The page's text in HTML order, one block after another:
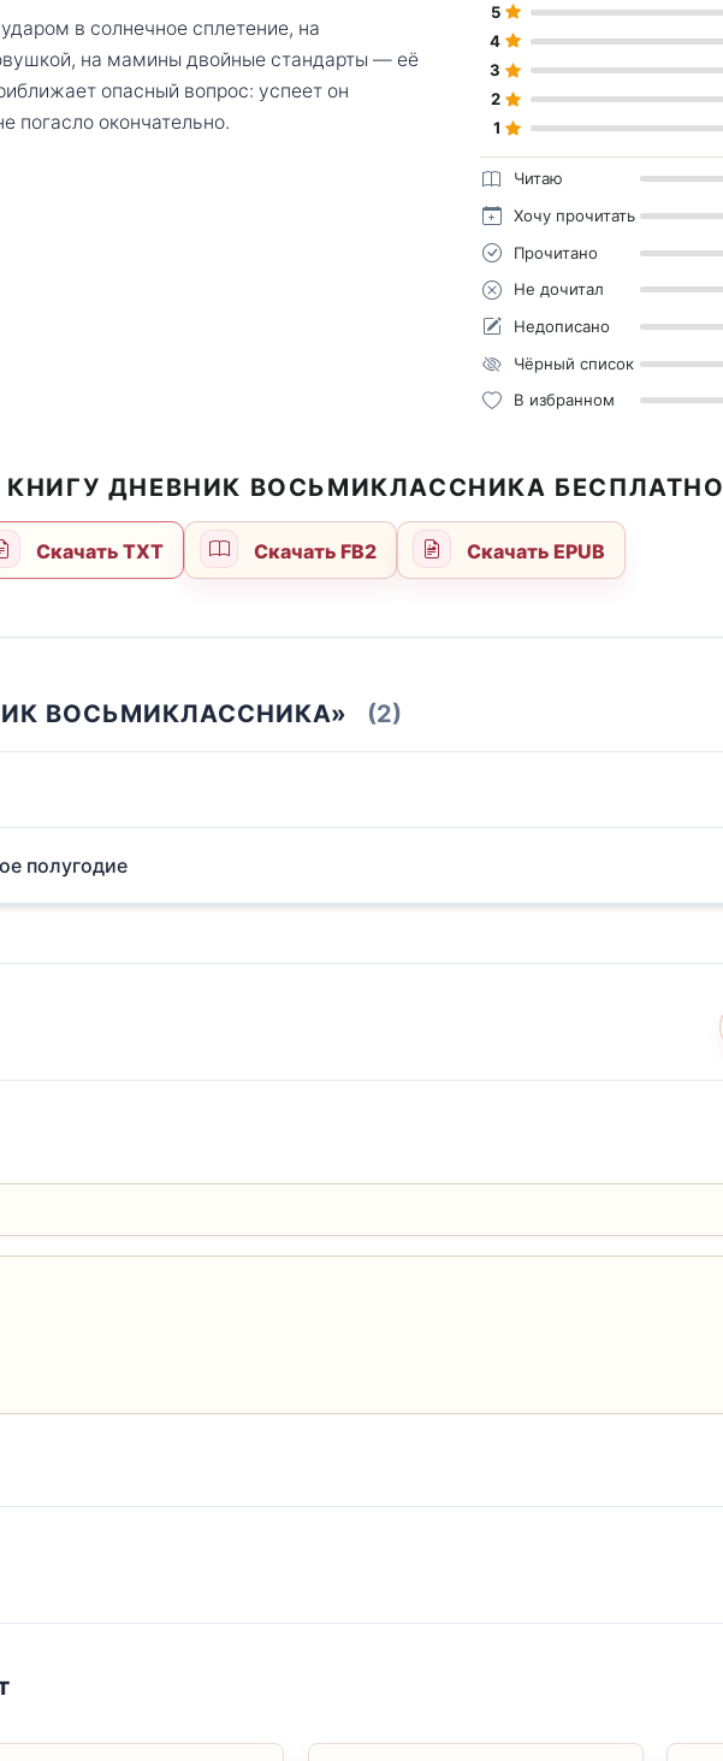
в солнечное сплетение, на
на мамины двойные стандарты — её
опасный вопрос: успеет он
погасло окончательно.
5
4
3
2
1
Читаю
Хочу прочитать
Прочитано
Не дочитал
Недописано
Чёрный список
В избранном
КНИГУ ДНЕВНИК ВОСЬМИКЛАССНИКА БЕСПЛАТНО
Скачать TXT Скачать FB2 Скачать EPUB
ВОСЬМИКЛАССНИКА» (2)
полугодие